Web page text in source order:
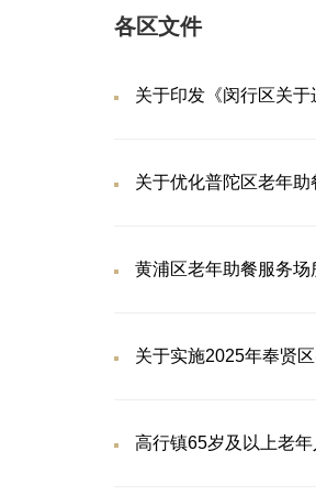
各区文件
关于印发《闵行区关
关于优化普陀区老年
黄浦区老年助餐服务场
关于实施2025年奉贤
高行镇65岁及以上老